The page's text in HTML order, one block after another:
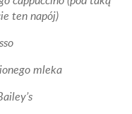
ten napój)
mleka